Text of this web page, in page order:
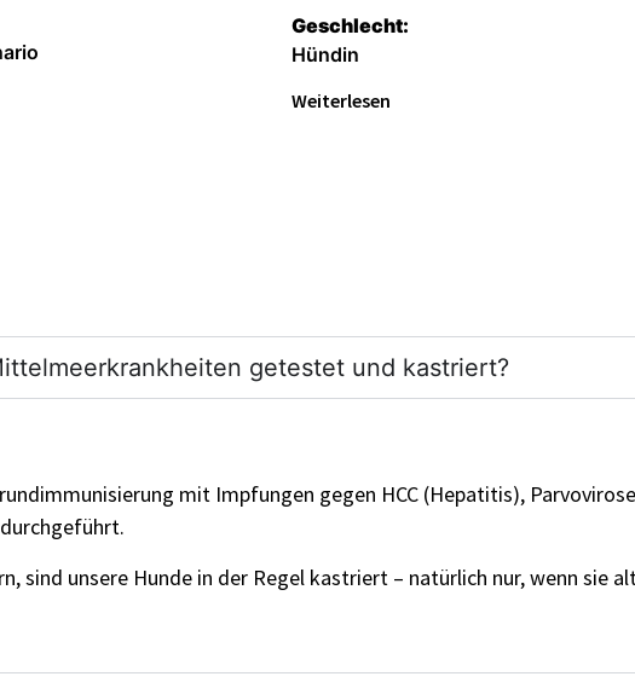
Geschlecht:
Hündin
Weiterlesen
getestet und kastriert?
mit Impfungen gegen HCC (Hepatitis),
sind unsere Hunde in der Regel kastriert – natürlich nur, wenn sie